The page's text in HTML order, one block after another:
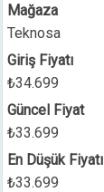
Mağaza
Teknosa
Giriş Fiyatı
₺34.699
Güncel Fiyat
₺33.699
En Düşük Fiyatı
₺33.699